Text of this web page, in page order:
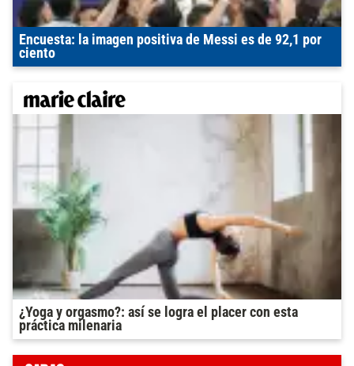
Encuesta: la imagen positiva de Messi es de 92,1 por
ciento
¿Yoga y orgasmo?: así se logra el placer con esta
práctica milenaria